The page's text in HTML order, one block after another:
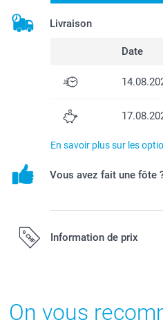
Livraison
Date
En savoir plus sur les
Vous avez fait une fôte
Information de prix
On vous